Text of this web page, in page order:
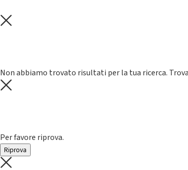
Non abbiamo trovato risultati per la tua ricerca.
Per favore riprova.
Riprova